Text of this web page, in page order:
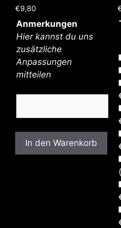
€9,80
Anmerkungen
Hier kannst du uns
zusätzliche
Anpassungen
mitteilen
In den Warenkorb